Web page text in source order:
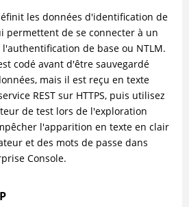
les données d'identification de
permettent de se connecter à un
de base ou NTLM.
codé avant d'être sauvegardé
mais il est reçu en texte
REST sur HTTPS, puis utilisez
de test lors de l'exploration
l'apparition en texte en clair
et des mots de passe dans
Console.